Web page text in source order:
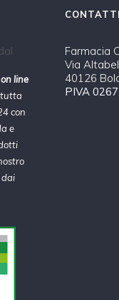
line
tutta
con
e
dai
Farmacia
Via
40126
PIVA